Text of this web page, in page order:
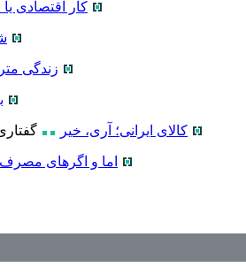
کار اقتصادی
زندگی
کالای ایرانی؛ آری، خیر
اما و اگرهای مصرف